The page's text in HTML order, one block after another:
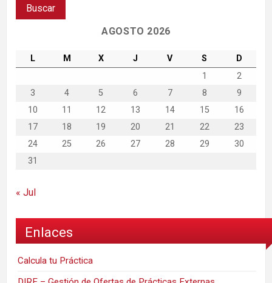
AGOSTO 2026
L M X J V S
D
1
2
3
4 5 6 7 8
9
10
11 12 13 14 15
16
17
18 19 20 21 22
23
24
25 26 27 28 29
30
31
« Jul
Enlaces
Calcula tu Práctica